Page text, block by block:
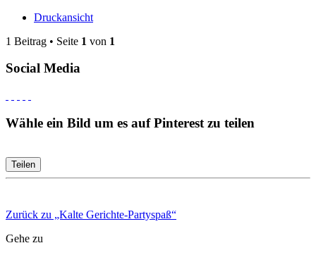
Druckansicht
1 Beitrag • Seite 1 von 1
Social Media
Wähle ein Bild um es auf Pinterest zu teilen
Teilen
Zurück zu „Kalte Gerichte-Partyspaß“
Gehe zu